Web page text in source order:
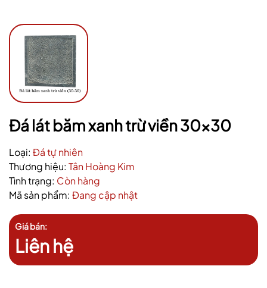
Đá lát băm xanh trừ viền 30x30
Loại: Đá tự nhiên
Thương hiệu: Tân Hoàng Kim
Tình trạng: Còn hàng
Mã sản phẩm: Đang cập nhật
Giá bán:
Liên hệ